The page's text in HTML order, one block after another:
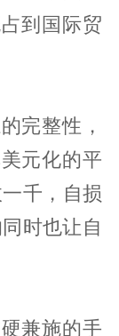
到国际贸
完整性，
元化的平
千，自损
时也让自
兼施的手